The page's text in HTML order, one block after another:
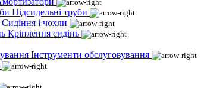
Підсидельні труби
Сидіння і чохли
Кріплення сидінь
Інструменти обслуговування